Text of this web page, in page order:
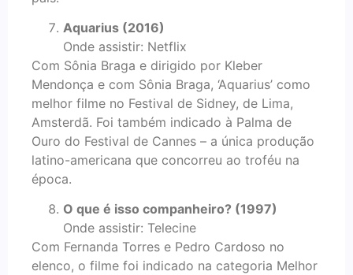
Aquarius (2016)
Onde assistir: Netflix
Com Sônia Braga e dirigido por Kleber
Mendonça e com Sônia Braga, ‘Aquarius’ como
melhor filme no Festival de Sidney, de Lima,
Amsterdã. Foi também indicado à Palma de
Ouro do Festival de Cannes – a única produção
latino-americana que concorreu ao troféu na
época.
O que é isso companheiro? (1997)
Onde assistir: Telecine
Com Fernanda Torres e Pedro Cardoso no
elenco, o filme foi indicado na categoria Melhor